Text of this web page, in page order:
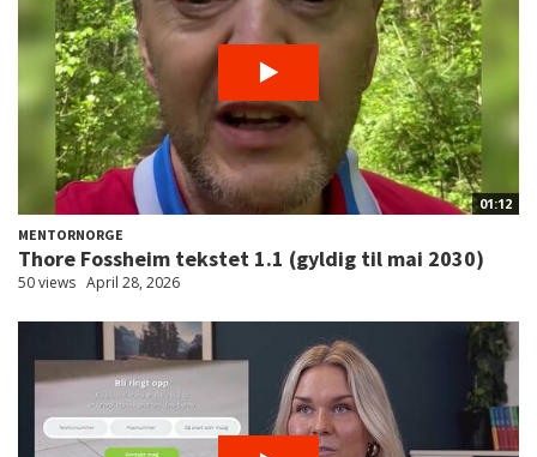
01:12
MENTORNORGE
Thore Fossheim tekstet 1.1 (gyldig til mai 2030)
50 views April 28, 2026